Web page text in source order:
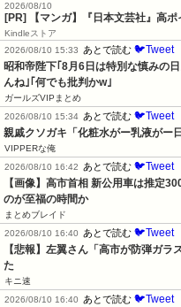
2026/08/10
[PR] 【マンガ】『日本文芸社』高
Kindleストア
2026/08/10 15:33
あとで読む 🐦Tweet
昭和帝陛下｢8月6日は特別な慎みの
んね｣｢何でも批判かw｣
ガールズVIPまとめ
2026/08/10 15:34 あとで読む 🐦Tweet
親戚クソガキ「化粧水がー乳液がー
VIPPERな俺
2026/08/10 16:42
あとで読む 🐦Tweet
【画像】高市首相 新公用車は推定
のが至福の時間か
まとめブレイド
2026/08/10 16:40
あとで読む 🐦Tweet
【悲報】左翼さん「高市が防弾ガ
た
キニ速
2026/08/10 16:40
あとで読む 🐦Tweet